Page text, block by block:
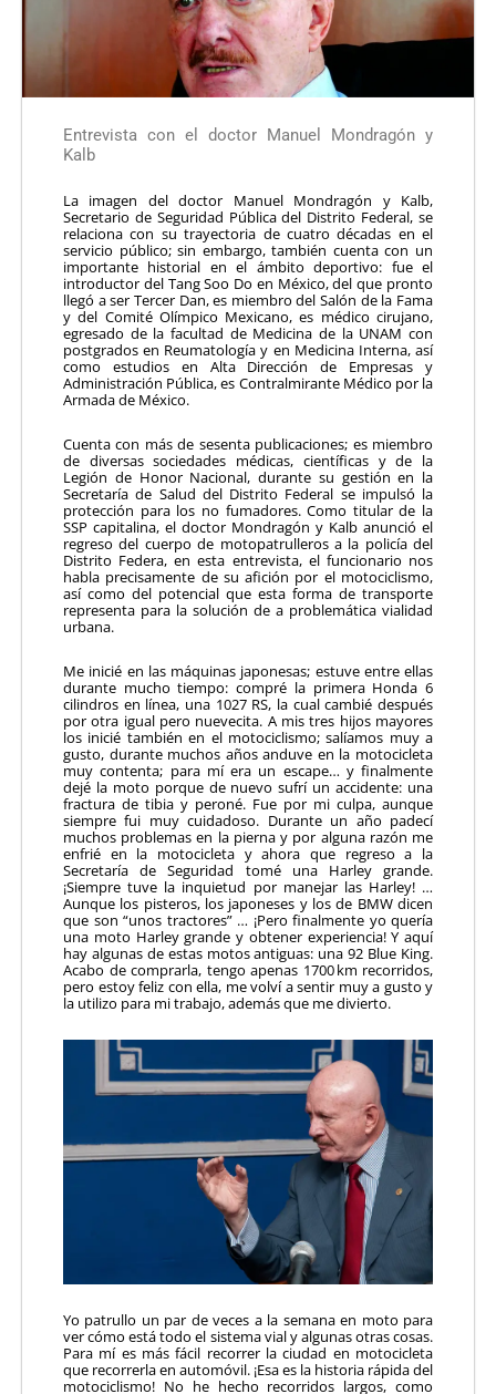
Entrevista con el doctor Manuel Mondragón y
Kalb
La imagen del doctor Manuel Mondragón y Kalb,
Secretario de Seguridad Pública del Distrito Federal, se
relaciona con su trayectoria de cuatro décadas en el
servicio público; sin embargo, también cuenta con un
importante historial en el ámbito deportivo: fue el
introductor del Tang Soo Do en México, del que pronto
llegó a ser Tercer Dan, es miembro del Salón de la Fama
y del Comité Olímpico Mexicano, es médico cirujano,
egresado de la facultad de Medicina de la UNAM con
postgrados en Reumatología y en Medicina Interna, así
como estudios en Alta Dirección de Empresas y
Administración Pública, es Contralmirante Médico por la
Armada de México.
Cuenta con más de sesenta publicaciones; es miembro
de diversas sociedades médicas, científicas y de la
Legión de Honor Nacional, durante su gestión en la
Secretaría de Salud del Distrito Federal se impulsó la
protección para los no fumadores. Como titular de la
SSP capitalina, el doctor Mondragón y Kalb anunció el
regreso del cuerpo de motopatrulleros a la policía del
Distrito Federa, en esta entrevista, el funcionario nos
habla precisamente de su afición por el motociclismo,
así como del potencial que esta forma de transporte
representa para la solución de a problemática vialidad
urbana.
Me inicié en las máquinas japonesas; estuve entre ellas
durante mucho tiempo: compré la primera Honda 6
cilindros en línea, una 1027 RS, la cual cambié después
por otra igual pero nuevecita. A mis tres hijos mayores
los inicié también en el motociclismo; salíamos muy a
gusto, durante muchos años anduve en la motocicleta
muy contenta; para mí era un escape… y finalmente
dejé la moto porque de nuevo sufrí un accidente: una
fractura de tibia y peroné. Fue por mi culpa, aunque
siempre fui muy cuidadoso. Durante un año padecí
muchos problemas en la pierna y por alguna razón me
enfrié en la motocicleta y ahora que regreso a la
Secretaría de Seguridad tomé una Harley grande.
¡Siempre tuve la inquietud por manejar las Harley! …
Aunque los pisteros, los japoneses y los de BMW dicen
que son “unos tractores” … ¡Pero finalmente yo quería
una moto Harley grande y obtener experiencia! Y aquí
hay algunas de estas motos antiguas: una 92 Blue King.
Acabo de comprarla, tengo apenas 1700 km recorridos,
pero estoy feliz con ella, me volví a sentir muy a gusto y
la utilizo para mi trabajo, además que me divierto.
Yo patrullo un par de veces a la semana en moto para
ver cómo está todo el sistema vial y algunas otras cosas.
Para mí es más fácil recorrer la ciudad en motocicleta
que recorrerla en automóvil. ¡Esa es la historia rápida del
motociclismo! No he hecho recorridos largos, como